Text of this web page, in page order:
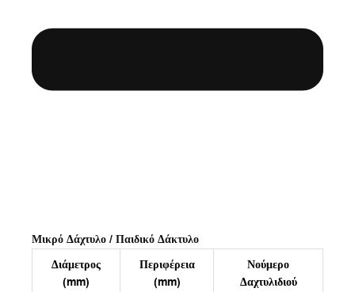
Μικρό Δάχτυλο / Παιδικό Δάκτυλο
Διάμετρος
(mm)
Περιφέρεια
(mm)
Νούμερο
Δαχτυλιδιού